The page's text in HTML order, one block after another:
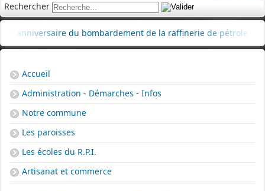
Rechercher
du bombardement de la raffinerie de pétrole |
Accueil
Administration - Démarches - Infos
Notre commune
Les paroisses
Les écoles du R.P.I.
Artisanat et commerce